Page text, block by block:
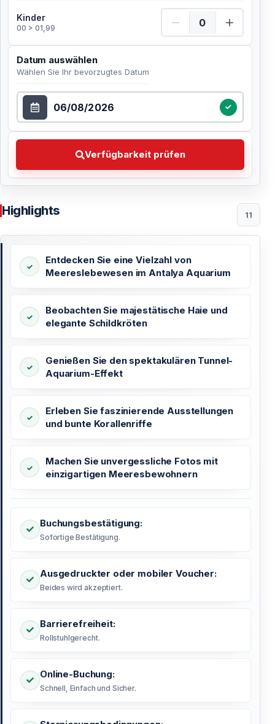
Kinder
00 > 01,99
Kinder Menge
Datum auswählen
Wählen Sie Ihr bevorzugtes Datum
Datum auswählen
Verfügbarkeit prüfen
Verfügbarkeit prüfen Wählen Sie Ihr bevorzugtes
Highlights 11
Entdecken Sie eine Vielzahl von
Meereslebewesen im Antalya Aquarium
Beobachten Sie majestätische Haie und
elegante Schildkröten
Genießen Sie den spektakulären Tunnel-
Aquarium-Effekt
Erleben Sie faszinierende Ausstellungen
und bunte Korallenriffe
Machen Sie unvergessliche Fotos mit
einzigartigen Meeresbewohnern
Buchungsbestätigung:
Sofortige Bestätigung.
Ausgedruckter oder mobiler Voucher:
Beides wird akzeptiert.
Barrierefreiheit:
Rollstuhlgerecht.
Online-Buchung:
Schnell, Einfach und Sicher.